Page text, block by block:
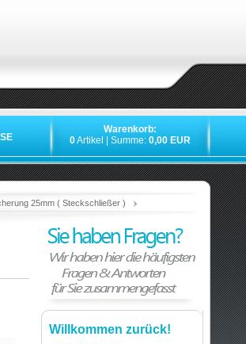
Warenkorb:
0Artikel | Summe: 0,00 EUR
25mm ( Steckschließer )
Willkommen zurück!